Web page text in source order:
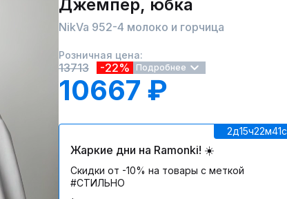
Джемпер, юбка
NikVa 952-4 молоко и горчица
Розничная цена:
13713 -22% Подробнее
10667 ₽
2д15ч22м41c
Жаркие дни на Ramonki! ☀️
Скидки от -10% на товары с меткой
#СТИЛЬНО